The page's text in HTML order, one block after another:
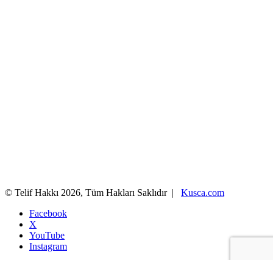
© Telif Hakkı 2026, Tüm Hakları Saklıdır | Kusca.com
Facebook
X
YouTube
Instagram